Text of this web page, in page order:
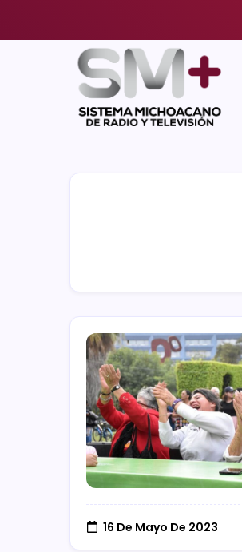
16 De Mayo De 2023